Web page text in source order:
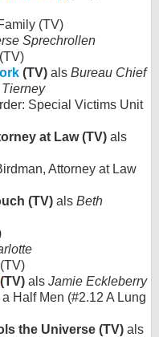
(TV)
Sprechrollen
(TV) als Bureau Chief
Special Victims Unit
at Law (TV) als
Attorney at Law
(TV) als Beth
(TV) als Jamie Eckleberry
Half Men (#2.12 A Lung
the Universe (TV) als